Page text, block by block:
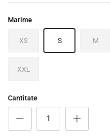
Marime
XS S M
XXL
Cantitate